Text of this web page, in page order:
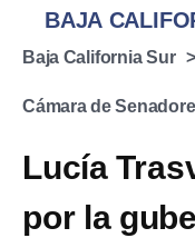
BAJA
Baja California Sur
Cámara de
Lucía
por la